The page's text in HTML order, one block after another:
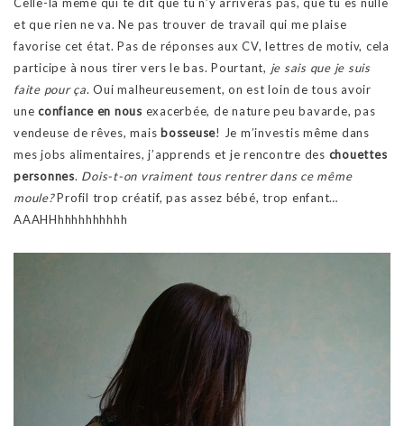
et que rien ne va. Ne pas trouver de travail qui me plaise
favorise cet état. Pas de réponses aux CV, lettres de motiv, cela
participe à nous tirer vers le bas. Pourtant, je sais que je suis
faite pour ça. Oui malheureusement, on est loin de tous avoir
une confiance en nous exacerbée, de nature peu bavarde, pas
vendeuse de rêves, mais bosseuse! Je m’investis même dans
mes jobs alimentaires, j’apprends et je rencontre des chouettes
personnes. Dois-t-on vraiment tous rentrer dans ce même
moule?Profil trop créatif, pas assez bébé, trop enfant…
AAAHHhhhhhhhhhh